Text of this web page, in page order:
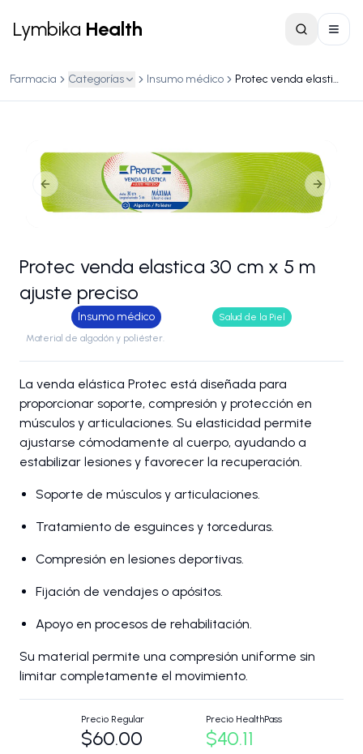
Lymbika Health
Farmacia Categorías Insumo médico Protec venda elastica 30 cm x 5 m ajuste preciso
Previous slide Next
Protec venda elastica 30 cm x 5 m
ajuste preciso
Insumo médico
Salud de la Piel
Material de algodón y poliéster.
La venda elástica Protec está diseñada para
proporcionar soporte, compresión y protección en
músculos y articulaciones. Su elasticidad permite
ajustarse cómodamente al cuerpo, ayudando a
estabilizar lesiones y favorecer la recuperación.
Soporte de músculos y articulaciones.
Tratamiento de esguinces y torceduras.
Compresión en lesiones deportivas.
Fijación de vendajes o apósitos.
Apoyo en procesos de rehabilitación.
Su material permite una compresión uniforme sin
limitar completamente el movimiento.
Precio Regular
$60.00
Precio HealthPass
$40.11